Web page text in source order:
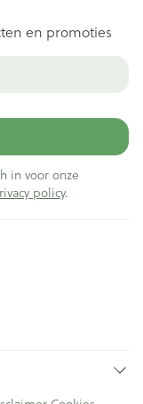
en promoties
in voor onze
policy.